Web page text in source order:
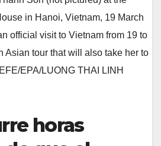
in Hanoi, Vietnam, 19 March
official visit to Vietnam from 19 to
Asian tour that will also take her to
EPA/LUONG THAI LINH
horas